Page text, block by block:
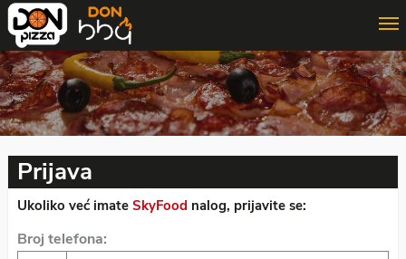
ONLINE PORUČIVANJE
3D PORUČIVANJE
DON MAJSTOR
Prijava
Ukoliko već imate SkyFood nalog, prijavite se:
Broj telefona: